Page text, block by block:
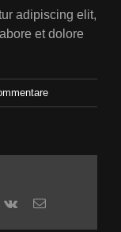
adipiscing elit,
et dolore
vk
E-